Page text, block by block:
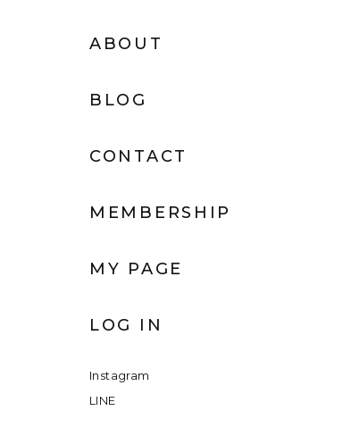
ABOUT
BLOG
CONTACT
MEMBERSHIP
MY PAGE
LOG IN
Instagram
LINE